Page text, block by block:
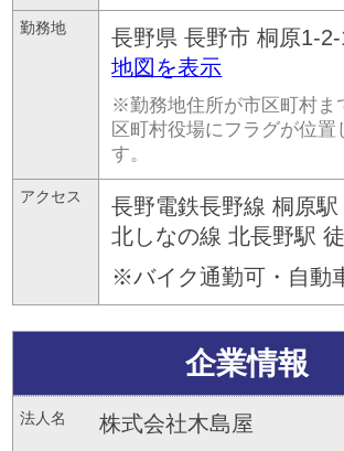
勤務地 長野県 長野市 桐原1-
地図を表示
※勤務地住所が市区町村ま
区町村役場にフラグが位置
す。
アクセス
長野電鉄長野線 桐原駅
北しなの線 北長野駅
※バイク通勤可・自動
企業情報
法人名 株式会社木島屋